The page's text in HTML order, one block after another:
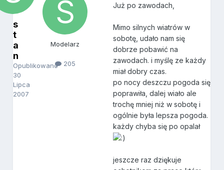
s
t
a
n
Opublikowano
30
Lipca
2007
Modelarz
205
Już po zawodach,
Mimo silnych wiatrów w
sobotę, udało nam się
dobrze pobawić na
zawodach. i myślę ze każdy
miał dobry czas.
po nocy deszczu pogoda się
poprawiła, dalej wiało ale
trochę mniej niż w sobotę i
ogólnie była lepsza pogoda.
każdy chyba się po opalał
jeszcze raz dziękuje